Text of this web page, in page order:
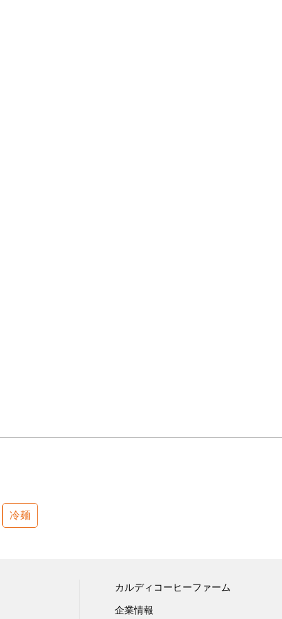
冷麺
カルディコーヒーファーム
企業情報